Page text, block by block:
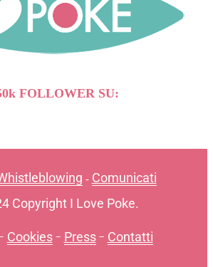
FOLLOWER SU:
- Comunicati
Copyright I Love Poke.
Cookies- Press- Contatti